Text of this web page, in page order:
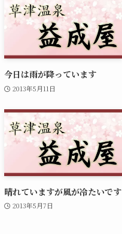
今日は雨が降っています
2013年5月11日
晴れていますが風が冷たいです
2013年5月7日